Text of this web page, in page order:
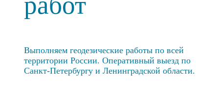
Выполняем геодезические работы по всей
территории России. Оперативный выезд по
Санкт-Петербургу и Ленинградской области.